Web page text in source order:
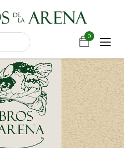
0
SWORDS